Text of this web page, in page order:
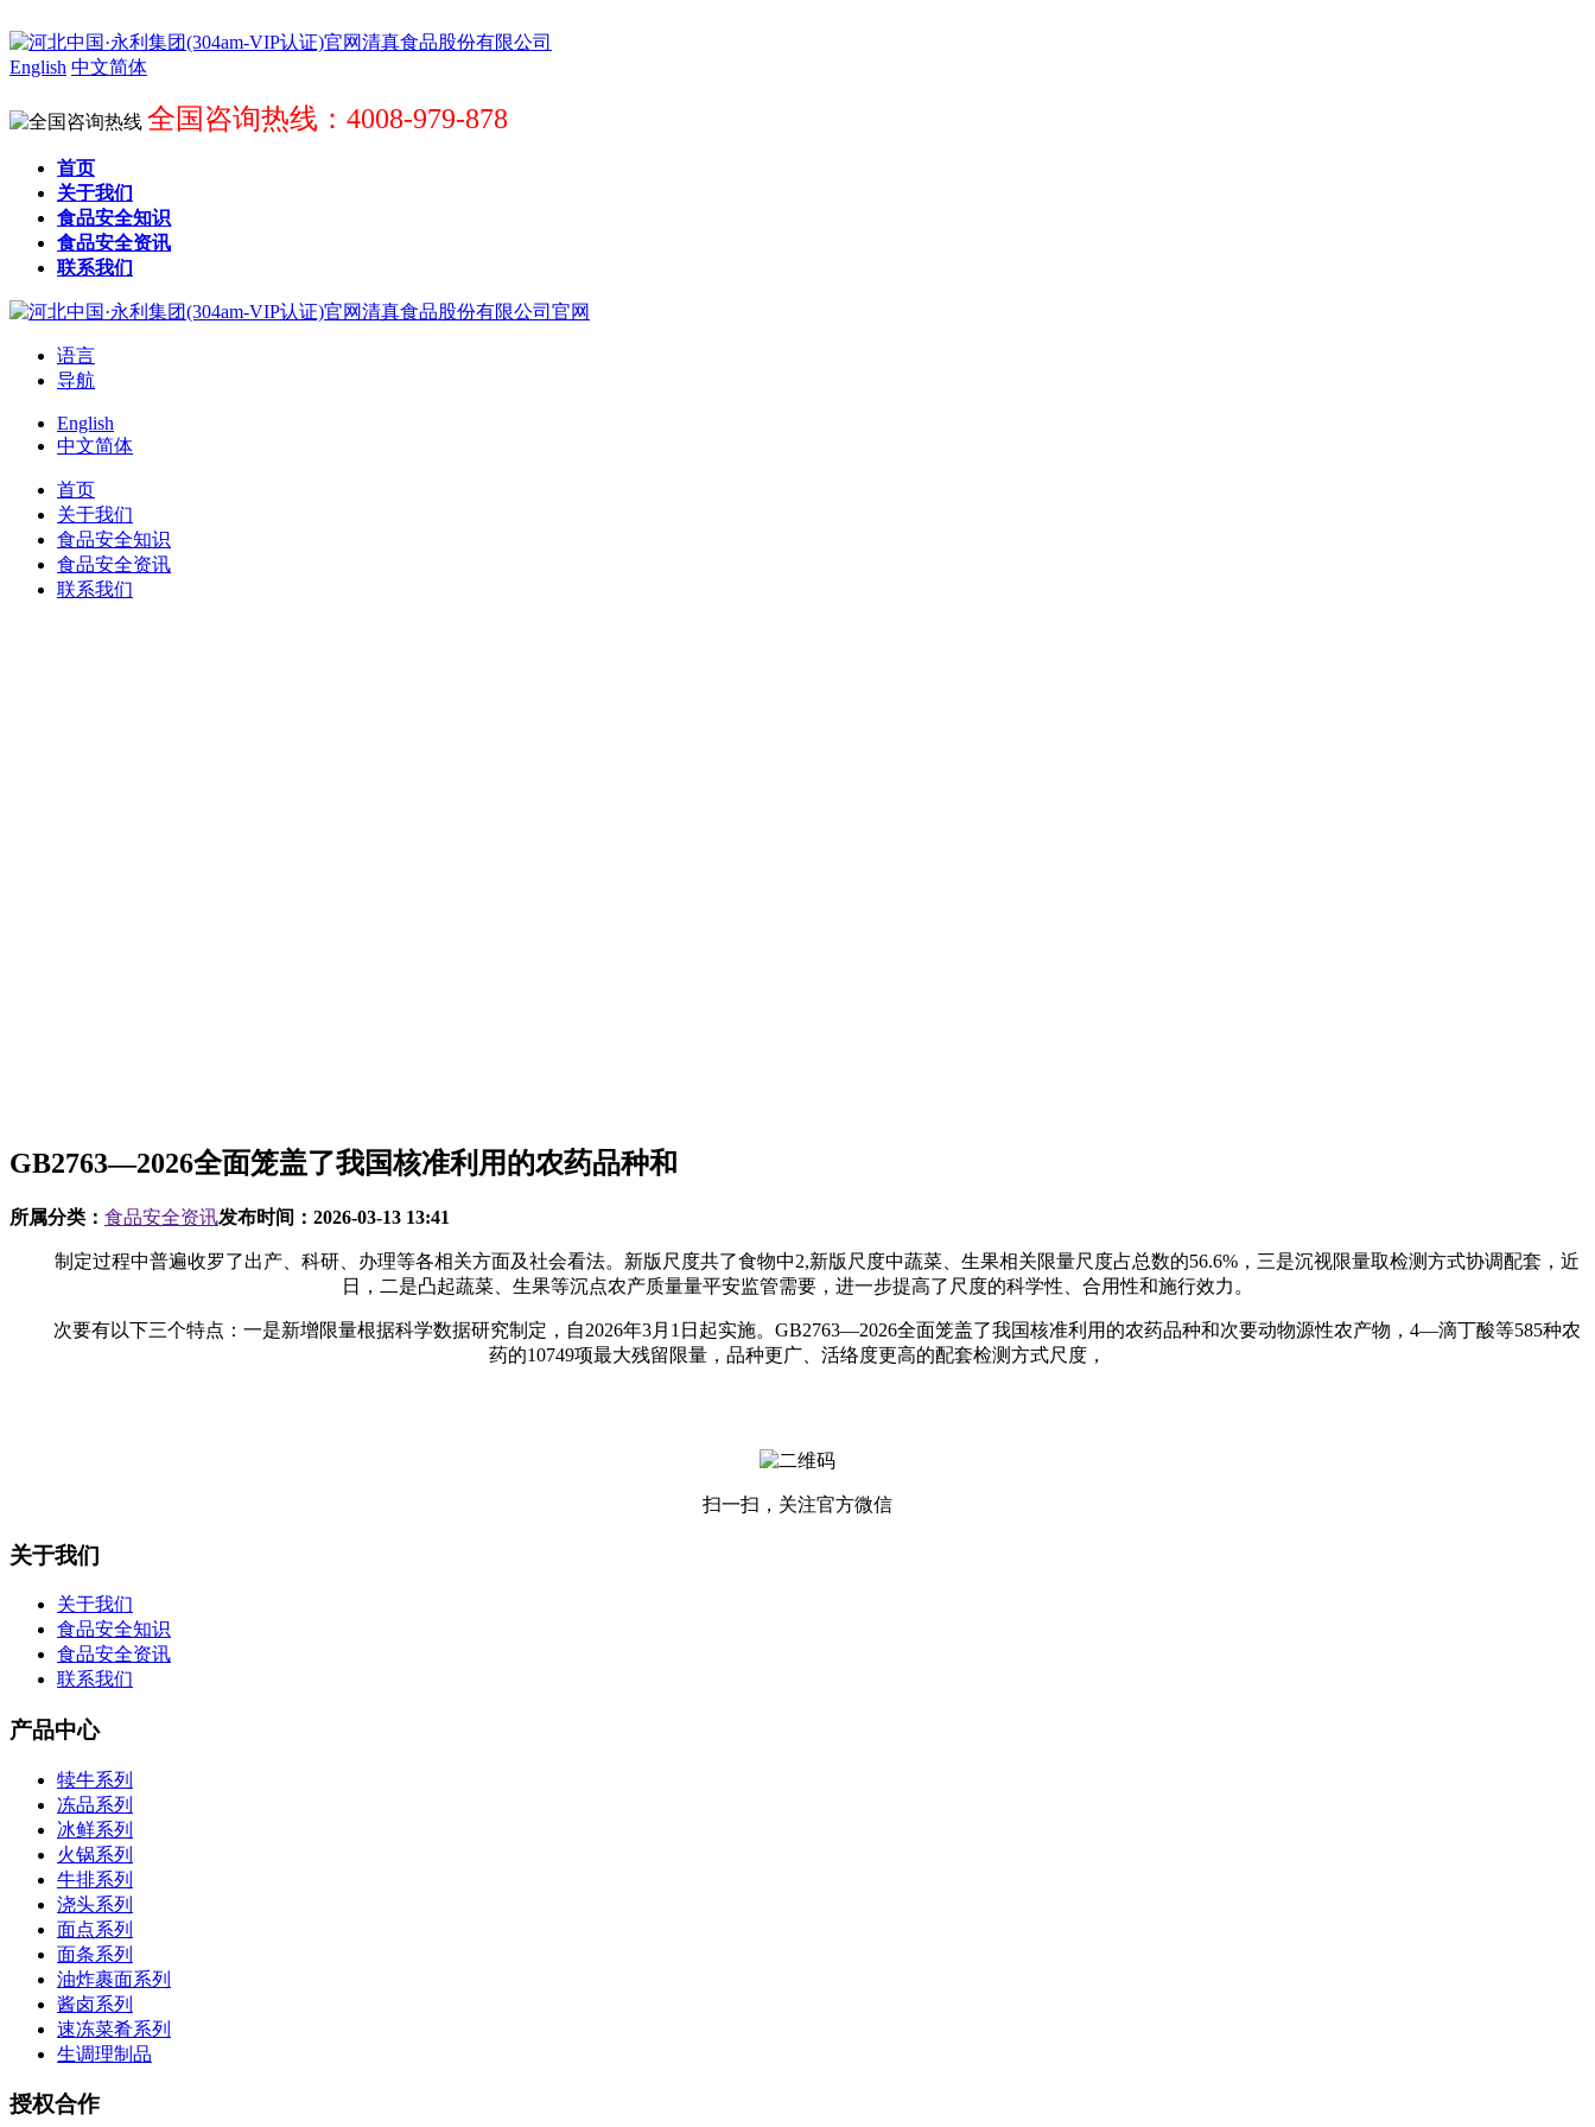
English 中文简体
全国咨询热线：4008-979-878
首页
关于我们
食品安全知识
食品安全资讯
联系我们
语言
导航
English
中文简体
首页
关于我们
食品安全知识
食品安全资讯
联系我们
GB2763—2026全面笼盖了我国核准利用的农药品种和
所属分类： 食品安全资讯发布时间： 2026-03-13 13:41
制定过程中普遍收罗了出产、科研、办理等各相关方面及社会看法。新版尺度共了食物中2,新版尺度中蔬菜、生果相关限量尺度占总数的56.6%，三是沉视限量取检测方式协调配套，近
日，二是凸起蔬菜、生果等沉点农产质量量平安监管需要，进一步提高了尺度的科学性、合用性和施行效力。
次要有以下三个特点：一是新增限量根据科学数据研究制定，自2026年3月1日起实施。GB2763—2026全面笼盖了我国核准利用的农药品种和次要动物源性农产物，4—滴丁酸等585种农
药的10749项最大残留限量，品种更广、活络度更高的配套检测方式尺度，
扫一扫，关注官方微信
关于我们
关于我们
食品安全知识
食品安全资讯
联系我们
产品中心
犊牛系列
冻品系列
冰鲜系列
火锅系列
牛排系列
浇头系列
面点系列
面条系列
油炸裹面系列
酱卤系列
速冻菜肴系列
生调理制品
授权合作